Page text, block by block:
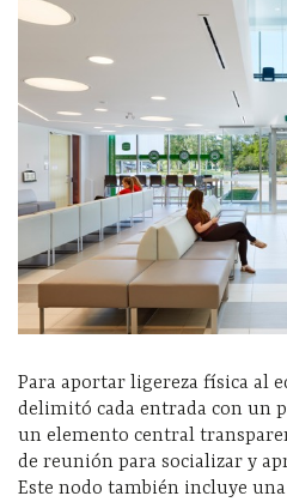
Para aportar ligereza física al
delimitó cada entrada con un
un elemento central
de reunión para socializar y
Este nodo también incluye